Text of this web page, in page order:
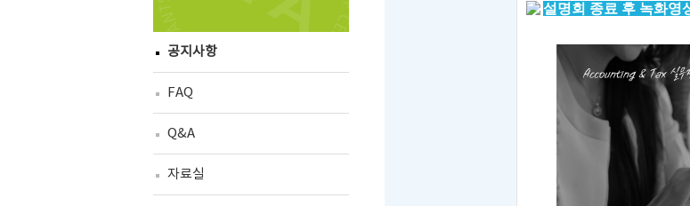
공지사항
FAQ
Q&A
자료실
설명회 종료 후 녹화영